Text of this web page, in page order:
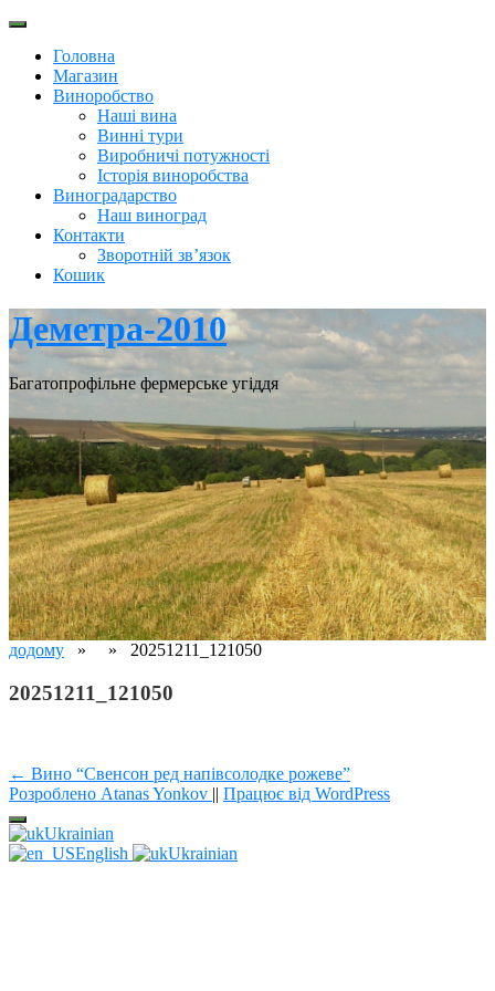
Перейти
вмістуГоловна
Магазин
Виноробство
Наші вина
Винні тури
Виробничі потужності
Історія виноробства
Виноградарство
Наш виноград
Контакти
Зворотній зв’язок
Кошик
Деметра-2010
Багатопрофільне фермерське угіддя
додому » » 20251211_121050
20251211_121050
Навігація
записів
← Вино “Свенсон ред напівсолодке рожеве”
Розроблено Atanas Yonkov || Працює від WordPress
Ukrainian
English
Ukrainian